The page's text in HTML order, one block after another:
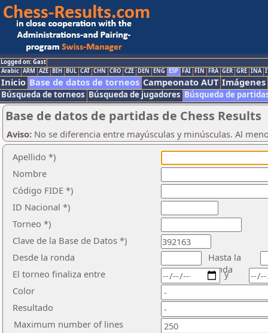
Logged on: Gast
Arabic ARM AZE BIH BUL CAT CHN CRO CZE DEN ENG ESP FAI FIN FRA GER GRE INA
Inicio Base de datos de torneos Campeonato AUT Imágenes
Búsqueda de torneos Búsqueda de jugadores Búsqueda de
Base de datos de partidas de Chess Results
Aviso: No se diferencia entre mayúsculas y minúsculas. Al
Apellido *)
Nombre
Código FIDE *)
ID Nacional *)
Torneo *)
Clave de la Base de Datos *)
Desde la ronda
Hasta la
ronda
El torneo finaliza entre
Color
Resultado
y
Maximum number of lines